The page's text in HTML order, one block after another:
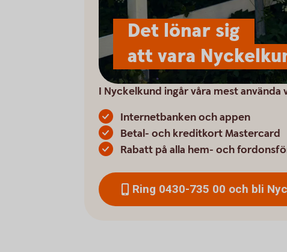
Det lönar sig
att vara
I Nyckelkund ingår våra mest
Internetbanken och appen
Betal- och kreditkort Mastercard
Rabatt på alla hem- och
Ring 0430-735 00 och bli